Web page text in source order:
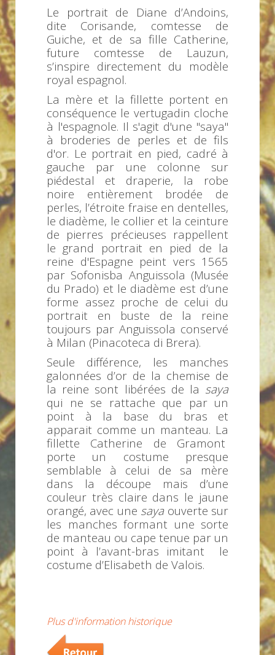
Le portrait de Diane d’Andoins,
dite Corisande, comtesse de
Guiche, et de sa fille Catherine,
future comtesse de Lauzun,
s’inspire directement du modèle
royal espagnol.
La mère et la fillette portent en
conséquence le vertugadin cloche
à l'espagnole. Il s'agit d'une "saya"
à broderies de perles et de fils
d'or. Le portrait en pied, cadré à
gauche par une colonne sur
piédestal et draperie, la robe
noire entièrement brodée de
perles, l’étroite fraise en dentelles,
le diadème, le collier et la ceinture
de pierres précieuses rappellent
le grand portrait en pied de la
reine d'Espagne peint vers 1565
par Sofonisba Anguissola (Musée
du Prado) et le diadème est d’une
forme assez proche de celui du
portrait en buste de la reine
toujours par Anguissola conservé
à Milan (Pinacoteca di Brera).
Seule différence, les manches
galonnées d’or de la chemise de
la reine sont libérées de la saya
qui ne se rattache que par un
point à la base du bras et
apparait comme un manteau. La
fillette Catherine de Gramont
porte un costume presque
semblable à celui de sa mère
dans la découpe mais d’une
couleur très claire dans le jaune
orangé, avec une sayaouverte sur
les manches formant une sorte
de manteau ou cape tenue par un
point à l’avant-bras imitant le
costume d’Elisabeth de Valois.
Plus d'information historique